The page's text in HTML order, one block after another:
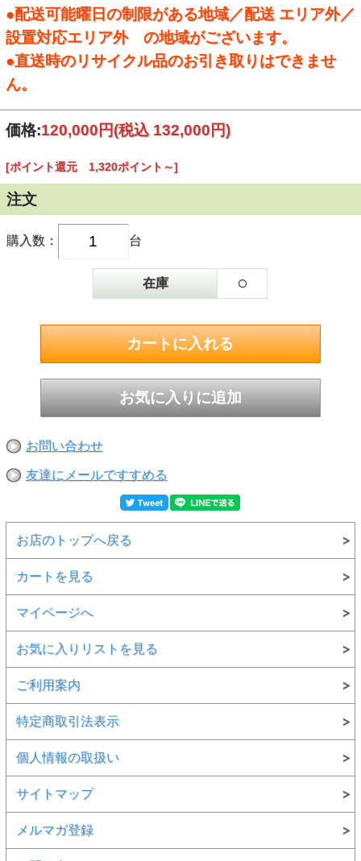
●配送可能曜日の制限がある地域／配送 エリア外／
設置対応エリア外 の地域がございます。
●直送時のリサイクル品のお引き取りはできませ
ん。
価格:120,000円(税込 132,000円)
[ポイント還元 1,320ポイント～]
注文
購入数： 台
在庫 ○
お問い合わせ
友達にメールですすめる
お店のトップへ戻る
カートを見る
マイページへ
お気に入りリストを見る
ご利用案内
特定商取引法表示
個人情報の取扱い
サイトマップ
メルマガ登録